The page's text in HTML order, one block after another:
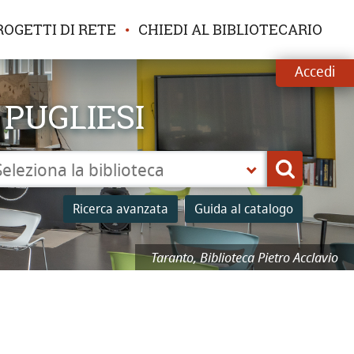
DI RETE CHIEDI AL BIBLIOTECARIO
Accedi
Taranto, Biblioteca Pietro Acclavio
Cerca
Ricerca avanzata Guida al catalogo